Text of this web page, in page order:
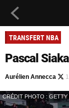
TRANSFERT NBA
Pascal
Aurélien Annecca
CRÉDIT PHOTO : GETTY